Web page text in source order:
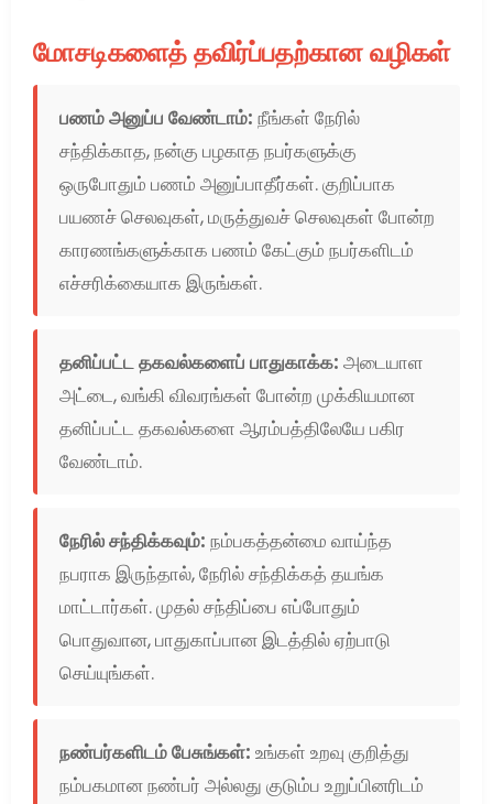
மோசடிகளைத் தவிர்ப்பதற்கான வழிகள்
பணம் அனுப்ப வேண்டாம்: நீங்கள் நேரில்
சந்திக்காத, நன்கு பழகாத நபர்களுக்கு
ஒருபோதும் பணம் அனுப்பாதீர்கள். குறிப்பாக
பயணச் செலவுகள், மருத்துவச் செலவுகள் போன்ற
காரணங்களுக்காக பணம் கேட்கும் நபர்களிடம்
எச்சரிக்கையாக இருங்கள்.
தனிப்பட்ட தகவல்களைப் பாதுகாக்க: அடையாள
அட்டை, வங்கி விவரங்கள் போன்ற முக்கியமான
தனிப்பட்ட தகவல்களை ஆரம்பத்திலேயே பகிர
வேண்டாம்.
நேரில் சந்திக்கவும்: நம்பகத்தன்மை வாய்ந்த
நபராக இருந்தால், நேரில் சந்திக்கத் தயங்க
மாட்டார்கள். முதல் சந்திப்பை எப்போதும்
பொதுவான, பாதுகாப்பான இடத்தில் ஏற்பாடு
செய்யுங்கள்.
நண்பர்களிடம் பேசுங்கள்: உங்கள் உறவு குறித்து
நம்பகமான நண்பர் அல்லது குடும்ப உறுப்பினரிடம்